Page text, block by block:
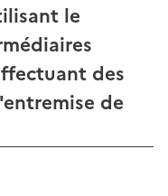
le
des
de